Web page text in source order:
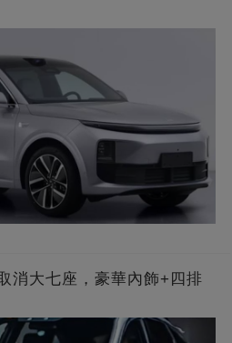
消大七座，豪華內飾+四排